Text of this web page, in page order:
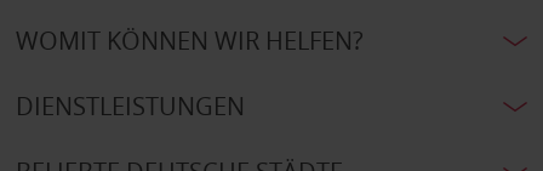
WOMIT KÖNNEN WIR HELFEN?
DIENSTLEISTUNGEN